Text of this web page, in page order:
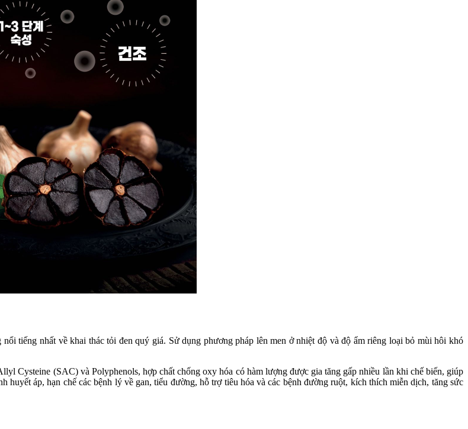
tiếng nhất về khai thác tỏi đen quý giá. Sử dụng phương pháp lên men ở nhiệt độ và độ ẩm riêng loại bỏ mùi hôi khó
Cysteine (SAC) và Polyphenols, hợp chất chống oxy hóa có hàm lượng được gia tăng gấp nhiều lần khi chế biến, giúp
áp, hạn chế các bệnh lý về gan, tiểu đường, hỗ trợ tiêu hóa và các bệnh đường ruột, kích thích miễn dịch, tăng sức